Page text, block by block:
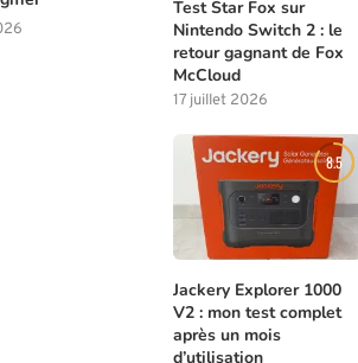
4 août 2026
Test Star Fox sur
Nintendo Switch 2 : le
retour gagnant de Fox
McCloud
17 juillet 2026
8.5
Jackery Explorer 1000
V2 : mon test complet
après un mois
d’utilisation